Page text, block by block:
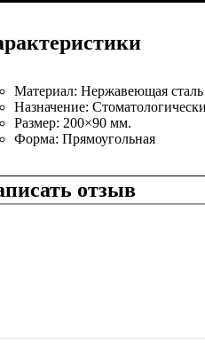
Материал:Нержавеющая сталь
Назначение:
Размер: 200×90 мм.
Форма:Прямоугольная
отзыв